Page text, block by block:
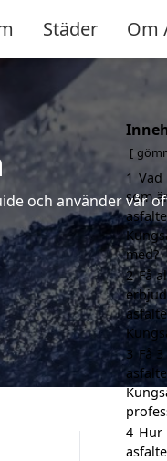
Städer Om
och använder vår
1 Vad
som
med?
2 Få
3 Få
4 Hur